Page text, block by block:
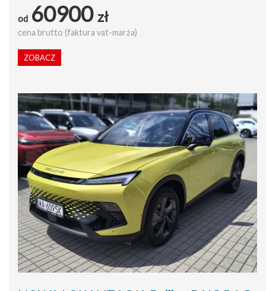
od 60900 zł
cena brutto (faktura vat-marża)
ZOBACZ